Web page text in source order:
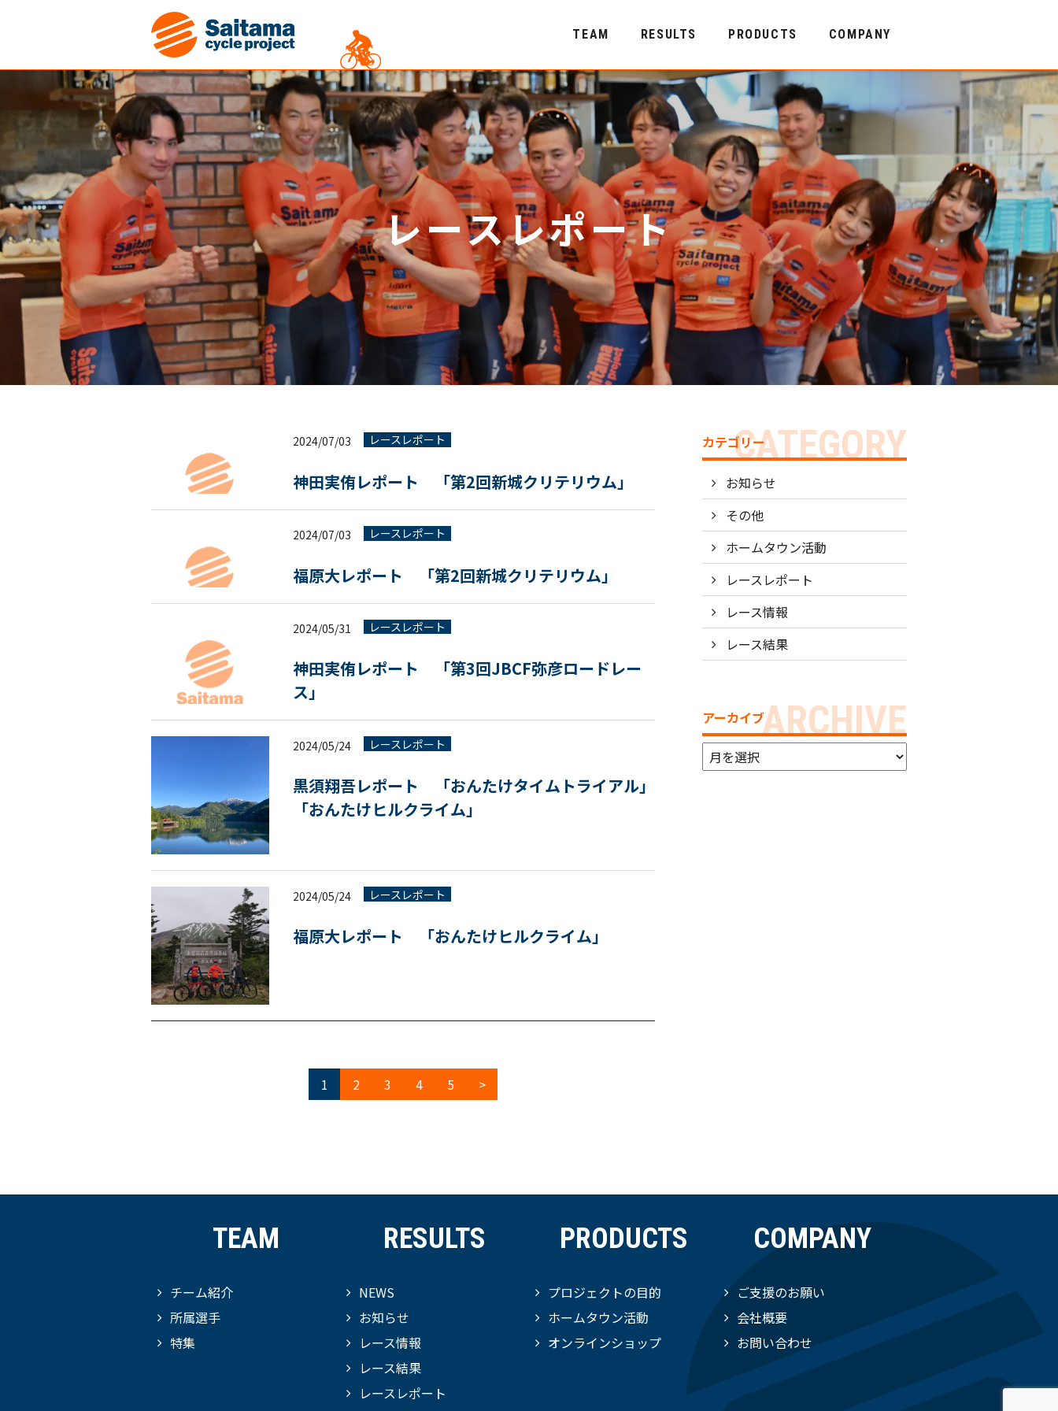
TEAM RESULTS PRODUCTS COMPANY
レースレポート
2024/07/03 レースレポート
神田実侑レポート 「第2回新城クリテリウム」
2024/07/03 レースレポート
福原大レポート 「第2回新城クリテリウム」
2024/05/31 レースレポート
神田実侑レポート 「第3回JBCF弥彦ロードレー
ス」
2024/05/24 レースレポート
黒須翔吾レポート 「おんたけタイムトライアル」
「おんたけヒルクライム」
2024/05/24 レースレポート
福原大レポート 「おんたけヒルクライム」
1 2 3 4 5 >
カテゴリー
お知らせ
その他
ホームタウン活動
レースレポート
レース情報
レース結果
アーカイブ
ア
ー
カ
TEAM
チーム紹介
所属選手
特集
RESULTS
NEWS
お知らせ
レース情報
レース結果
レースレポート
PRODUCTS
プロジェクトの目的
ホームタウン活動
オンラインショップ
COMPANY
ご支援のお願い
会社概要
お問い合わせ